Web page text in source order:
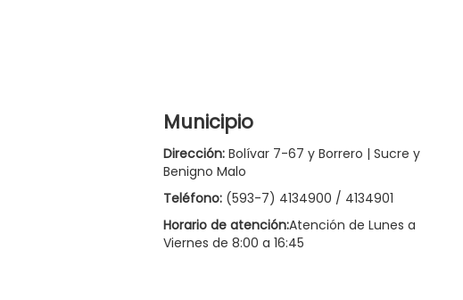
Municipio
Dirección: Bolívar 7-67 y Borrero | Sucre y
Benigno Malo
Teléfono: (593-7) 4134900 / 4134901
Horario de atención:Atención de Lunes a
Viernes de 8:00 a 16:45